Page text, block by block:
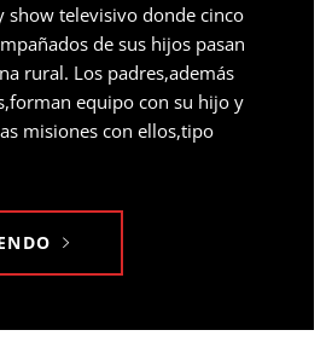
show televisivo donde cinco
de sus hijos pasan
rural. Los padres,además
equipo con su hijo y
misiones con ellos,tipo